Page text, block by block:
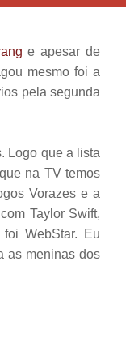
e apesar de
mesmo foi a
pela segunda
Logo que a lista
na TV temos
Vorazes e a
Taylor Swift,
WebStar. Eu
as meninas dos